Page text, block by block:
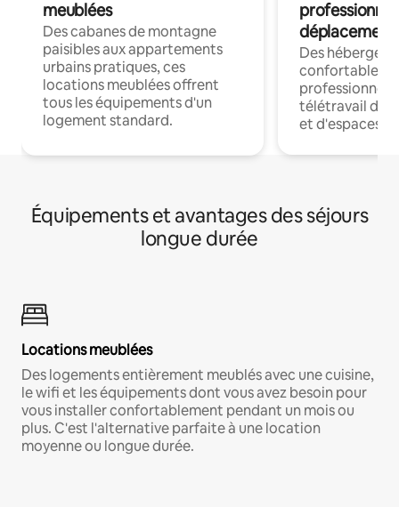
meublées
Des cabanes de montagne
paisibles aux appartements
urbains pratiques, ces
locations meublées offrent
tous les équipements d'un
logement standard.
déplacement
Des
confortables
professionnels
télétravail
et d'espaces
Équipements et avantages des séjours
longue durée
Locations meublées
Des logements entièrement meublés avec une cuisine,
le wifi et les équipements dont vous avez besoin pour
vous installer confortablement pendant un mois ou
plus. C'est l'alternative parfaite à une location
moyenne ou longue durée.